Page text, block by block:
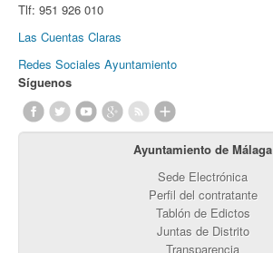
Tlf: 951 926 010
Las Cuentas Claras
Redes Sociales Ayuntamiento
Síguenos
Ayuntamiento de Málaga
Sede Electrónica
Perfil del contratante
Tablón de Edictos
Juntas de Distrito
Transparencia